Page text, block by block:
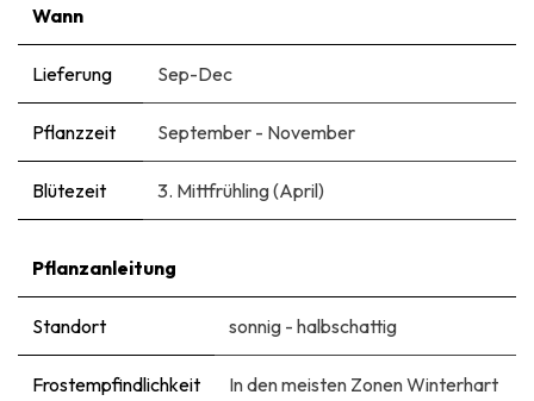
Wann
Lieferung Sep-Dec
Pflanzzeit September - November
Blütezeit 3. Mittfrühling (April)
Pflanzanleitung
Standort sonnig - halbschattig
Frostempfindlichkeit In den meisten Zonen Winterhart